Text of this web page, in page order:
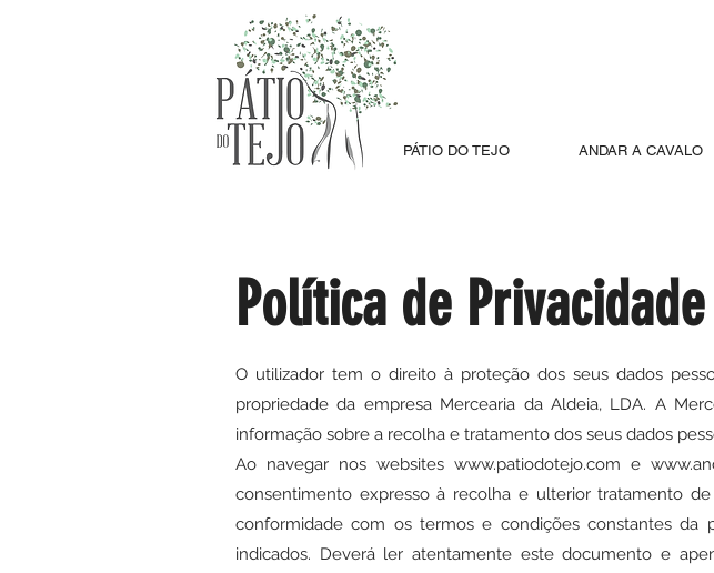
PÁTIO DO TEJO ANDAR A CAVALO
Política de Privacidade
O utilizador tem o direito à proteção dos seus dados
propriedade da empresa Mercearia da Aldeia, LDA. A
informação sobre a recolha e tratamento dos seus dados
Ao navegar nos websites www.patiodotejo.com e
consentimento expresso à recolha e ulterior tratamento
conformidade com os termos e condições constantes da
indicados. Deverá ler atentamente este documento e